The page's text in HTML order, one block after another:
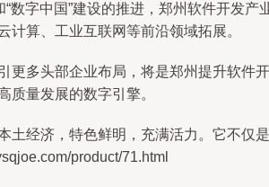
“数字中国”建设的推进，郑州软件开发
算、工业互联网等前沿领域拓展。
更多头部企业布局，将是郑州提升软件
质量发展的数字引擎。
土经济，特色鲜明，充满活力。它不仅
product/71.html